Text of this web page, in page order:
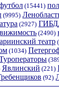
(15441)
(9995)
(2927)
(2490)
театр
(1034)
Явлинский (221)
(92)